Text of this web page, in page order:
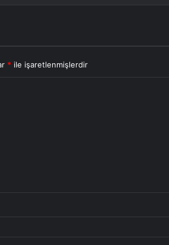
* ile işaretlenmişlerdir